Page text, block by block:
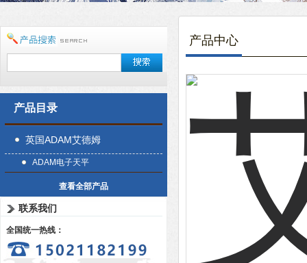
产品目录
英国ADAM艾德姆
ADAM电子天平
查看全部产品
联系我们
全国统一热线：
产品中心